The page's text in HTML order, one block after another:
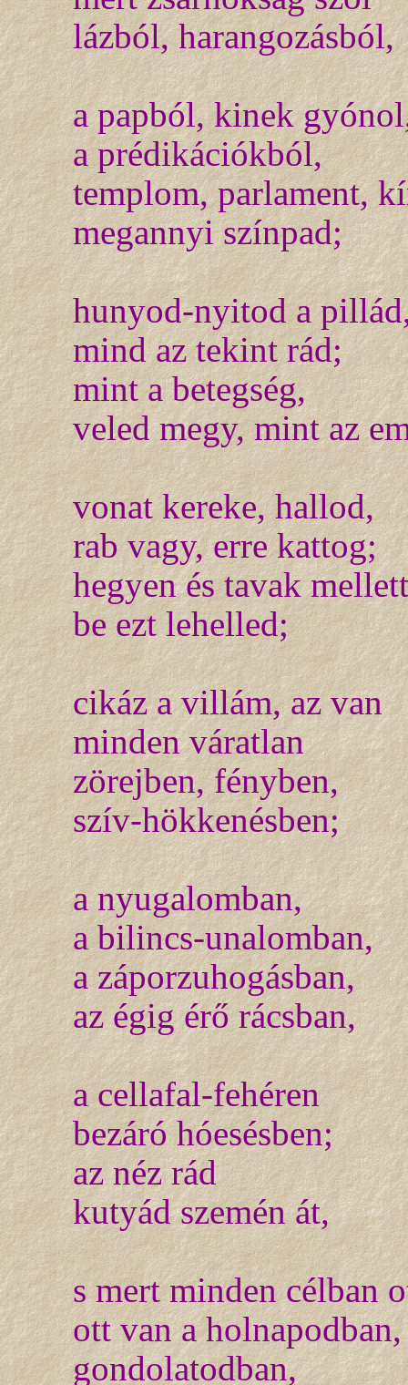
lázból, harangozásból,
a papból, kinek
a prédikációkból,
templom, parlament,
megannyi színpad;
hunyod-nyitod a
mind az tekint rád;
mint a betegség,
veled megy, mint az
vonat kereke, hallod,
rab vagy, erre kattog;
hegyen és tavak mellett
be ezt lehelled;
cikáz a villám, az van
minden váratlan
zörejben, fényben,
szív-hökkenésben;
a nyugalomban,
a bilincs-unalomban,
a záporzuhogásban,
az égig érő rácsban,
a cellafal-fehéren
bezáró hóesésben;
az néz rád
kutyád szemén át,
s mert minden célban
ott van a holnapodban,
gondolatodban,